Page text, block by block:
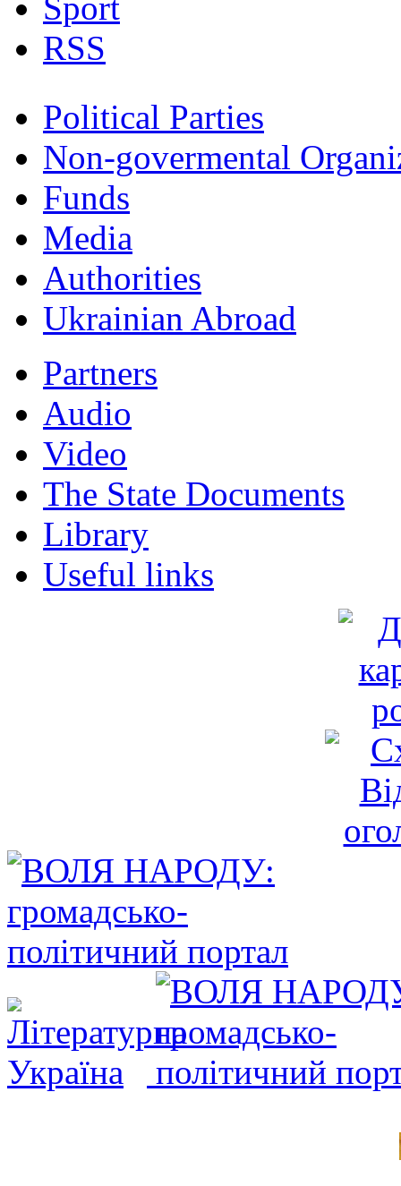
RSS
Political Parties
Non-govermental
Funds
Мedia
Authorities
Ukrainian Abroad
Partners
Audio
Video
The State Documents
Library
Useful links